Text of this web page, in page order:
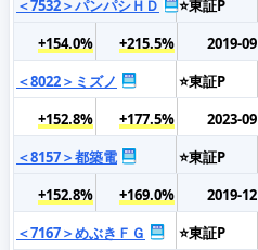
＜7532＞パンパシＨＤ
⭐東証P
+154.0%
+215.5% 2019-09
＜8022＞ミズノ
⭐東証P
+152.8%
+177.5% 2023-09
＜8157＞都築電
⭐東証P
+152.8%
+169.0% 2019-12
＜7167＞めぶきＦＧ
⭐東証P